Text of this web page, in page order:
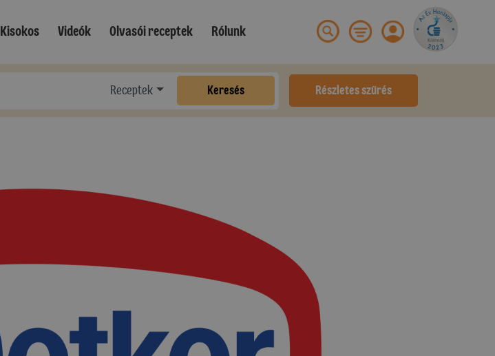
Kisokos Videók Olvasói receptek Rólunk
Receptek Keresés Részletes szűrés